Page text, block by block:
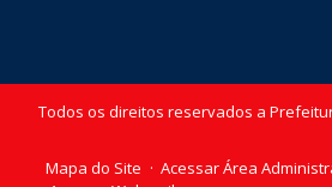
Todos os direitos reservados a
Mapa do Site
Acessar Área